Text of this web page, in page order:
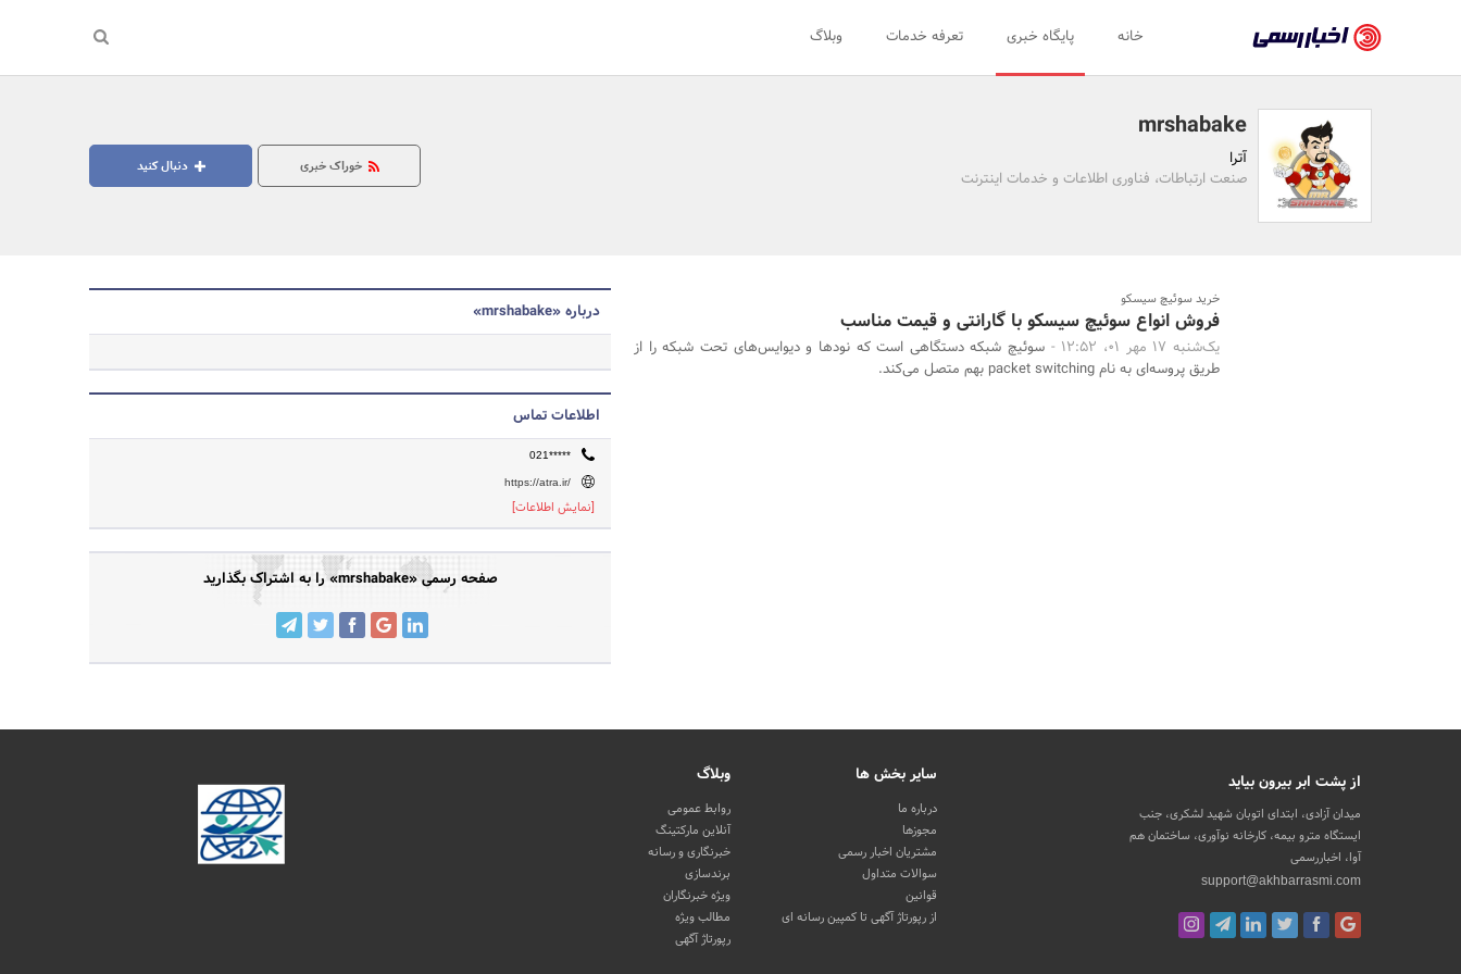
رسمی
-
اخبار
تایید
سازمان‌ها
روابط
خانه پایگاه خبری تعرفه خدمات وبلاگ
جستجو
mrshabake
آترا
صنعت ارتباطات، فناوری اطلاعات و خدمات اینترنت
دنبال کنید خوراک خبری
خرید سوئیچ سیسکو
فروش انواع سوئیچ سیسکو با گارانتی و قیمت مناسب
یک‌شنبه 17 مهر 01، 12:52 -
سوئیچ شبکه دستگاهی است که نودها و دیوایس‌های تحت شبکه را از
طریق پروسه‌ای به نام packet switching بهم متصل می‌کند.
درباره «mrshabake»
اطلاعات تماس
021*****
https://atra.ir/
[نمایش اطلاعات]
صفحه رسمی «mrshabake» را به اشتراک بگذارید
از پشت ابر بیرون بیاید
میدان آزادی، ابتدای اتوبان شهید لشکری، جنب
ایستگاه مترو بیمه، کارخانه نوآوری، ساختمان هم
آوا، اخباررسمی
support@akhbarrasmi.com
سایر بخش ها
درباره ما
مجوزها
مشتریان اخبار رسمی
سوالات متداول
قوانین
از رپورتاژ آگهی تا کمپین رسانه ای
وبلاگ
روابط عمومی
آنلاین مارکتینگ
خبرنگاری و رسانه
برندسازی
ویژه خبرنگاران
مطالب ویژه
رپورتاژ آگهی